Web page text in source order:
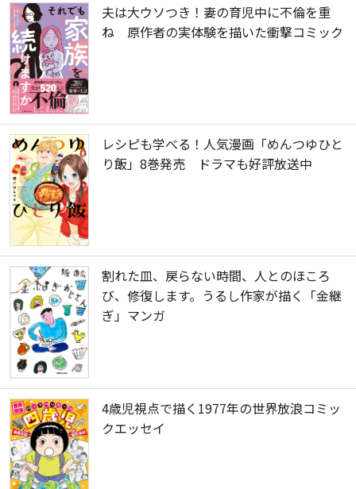
夫は大ウソつき！妻の育児中に不倫を重
ね 原作者の実体験を描いた衝撃コミック
レシピも学べる！人気漫画「めんつゆひと
り飯」8巻発売 ドラマも好評放送中
割れた皿、戻らない時間、人とのほころ
び、修復します。うるし作家が描く「金継
ぎ」マンガ
4歳児視点で描く1977年の世界放浪コミッ
クエッセイ